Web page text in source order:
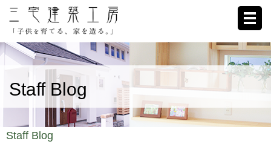
ホーム
家への想い
施工例
Staff Blog
Staff Blog